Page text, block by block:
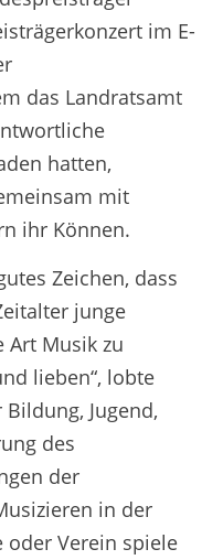
im E-
das Landratsamt
hatten,
mit
ihr Können.
Zeichen, dass
junge
Musik zu
lieben“, lobte
Jugend,
des
der
in der
oder Verein spiele